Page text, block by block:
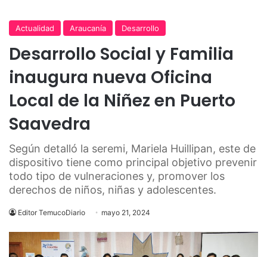
Actualidad Araucanía Desarrollo
Desarrollo Social y Familia
inaugura nueva Oficina
Local de la Niñez en Puerto
Saavedra
Según detalló la seremi, Mariela Huillipan, este de
dispositivo tiene como principal objetivo prevenir
todo tipo de vulneraciones y, promover los
derechos de niños, niñas y adolescentes.
Editor TemucoDiario mayo 21, 2024